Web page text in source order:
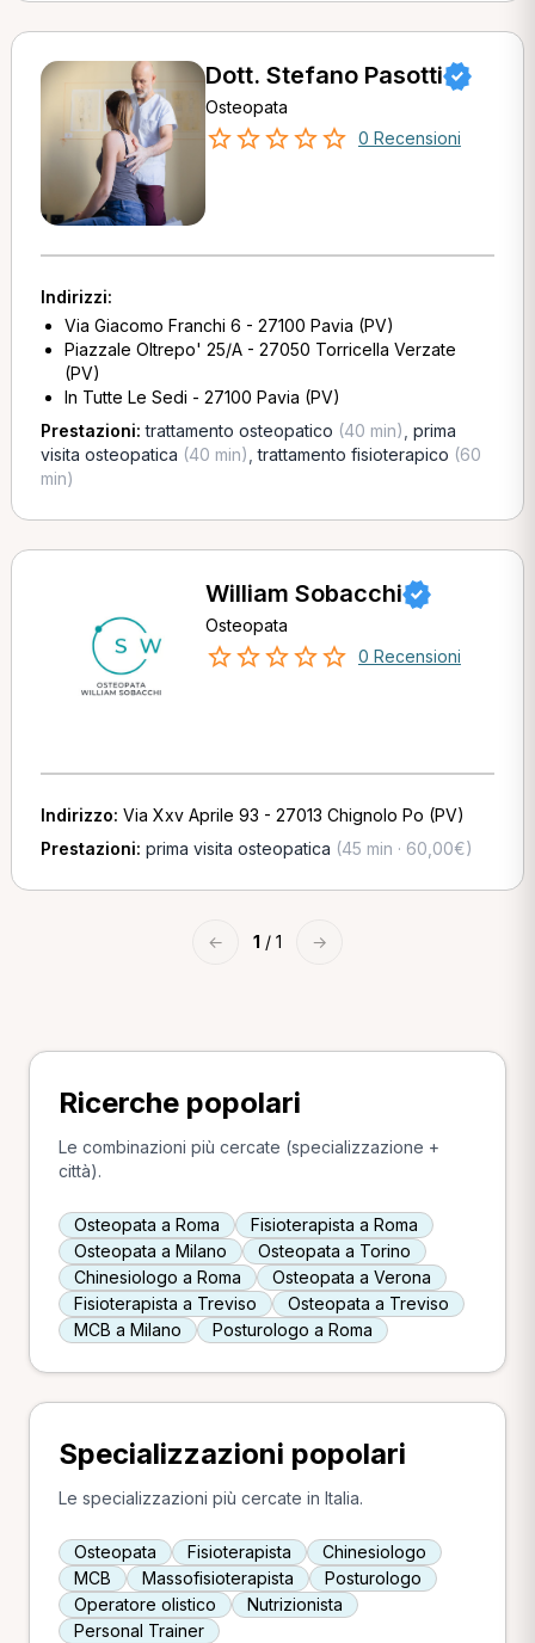
Dott. Stefano Pasotti
Osteopata
0 Recensioni
Indirizzi:
Via Giacomo Franchi 6 - 27100 Pavia (PV)
Piazzale Oltrepo' 25/A - 27050 Torricella Verzate
(PV)
In Tutte Le Sedi - 27100 Pavia (PV)
Prestazioni:trattamento osteopatico (40 min) prima
visita osteopatica (40 min) ,trattamento fisioterapico (60
min)
William Sobacchi
Osteopata
0 Recensioni
Indirizzo: Via Xxv Aprile 93 - 27013 Chignolo Po (PV)
Prestazioni: prima visita osteopatica (45 min · 60,00€)
← 1 / 1 →
Ricerche popolari
Le combinazioni più cercate (specializzazione +
città).
Osteopata a Roma
Fisioterapista a Roma
Osteopata a Milano
Osteopata a Torino
Chinesiologo a Roma
Osteopata a Verona
Fisioterapista a Treviso
Osteopata a Treviso
MCB a Milano
Posturologo a Roma
Specializzazioni popolari
Le specializzazioni più cercate in Italia.
Osteopata Fisioterapista
Chinesiologo
MCB
Massofisioterapista
Posturologo
Operatore olistico
Nutrizionista
Personal Trainer